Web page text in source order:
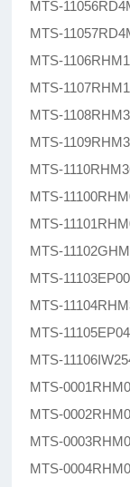
MTS-
MTS-
MTS-
MTS-
MTS-
MTS-
MTS-
MTS-
MTS-
MTS-
MTS-
MTS-
MTS-
MTS-
MTS-
MTS-
MTS-
MTS-